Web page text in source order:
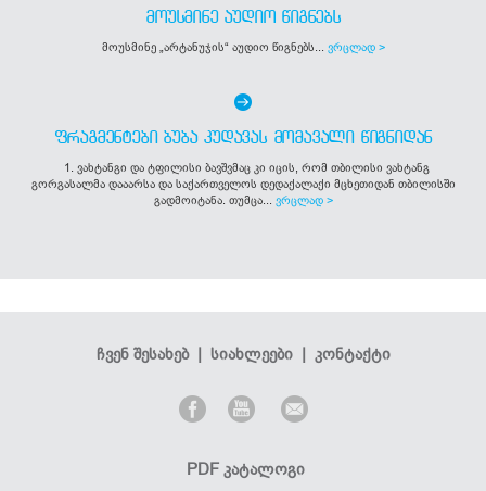
ᲛᲝᲣᲡᲛᲘᲜᲔ ᲐᲣᲓᲘᲝ ᲬᲘᲒᲜᲔᲑᲡ
მოუსმინე „არტანუჯის“ აუდიო წიგნებს... ვრცლად >
ᲤᲠᲐᲒᲛᲔᲜᲢᲔᲑᲘ ᲑᲣᲑᲐ ᲙᲣᲓᲐᲕᲐᲡ ᲛᲝᲛᲐᲕᲐᲚᲘ ᲬᲘᲒᲜᲘᲓᲐᲜ
1. ვახტანგი და ტფილისი ბავშვმაც კი იცის, რომ თბილისი ვახტანგ
გორგასალმა დააარსა და საქართველოს დედაქალაქი მცხეთიდან თბილისში
გადმოიტანა. თუმცა... ვრცლად >
ჩვენ შესახებ| სიახლეები| კონტაქტი
PDF კატალოგი